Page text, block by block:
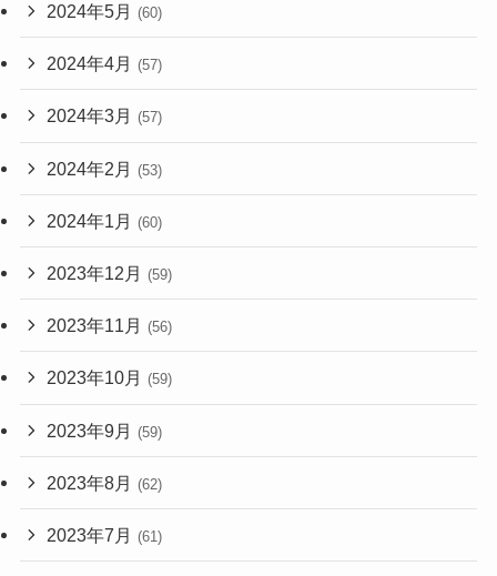
2024年5月 (60)
2024年4月 (57)
2024年3月 (57)
2024年2月 (53)
2024年1月 (60)
2023年12月 (59)
2023年11月 (56)
2023年10月 (59)
2023年9月 (59)
2023年8月 (62)
2023年7月 (61)